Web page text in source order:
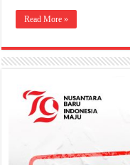
Read More »